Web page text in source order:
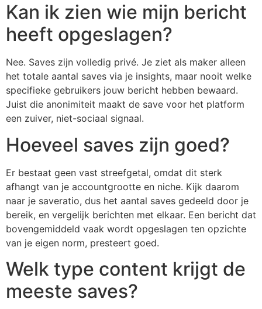
Kan ik zien wie mijn bericht
heeft opgeslagen?
Nee. Saves zijn volledig privé. Je ziet als maker alleen
het totale aantal saves via je insights, maar nooit welke
specifieke gebruikers jouw bericht hebben bewaard.
Juist die anonimiteit maakt de save voor het platform
een zuiver, niet-sociaal signaal.
Hoeveel saves zijn goed?
Er bestaat geen vast streefgetal, omdat dit sterk
afhangt van je accountgrootte en niche. Kijk daarom
naar je saveratio, dus het aantal saves gedeeld door je
bereik, en vergelijk berichten met elkaar. Een bericht dat
bovengemiddeld vaak wordt opgeslagen ten opzichte
van je eigen norm, presteert goed.
Welk type content krijgt de
meeste saves?